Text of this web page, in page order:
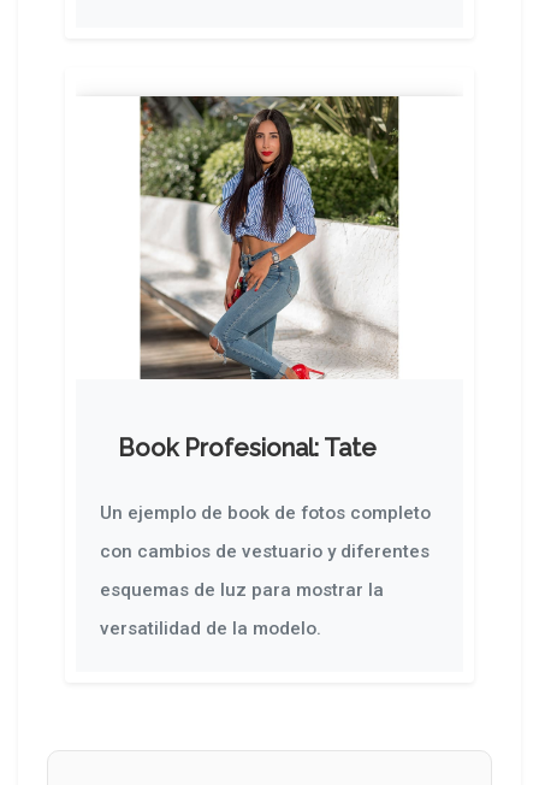
Book Profesional: Tate
Un ejemplo de book de fotos completo
con cambios de vestuario y diferentes
esquemas de luz para mostrar la
versatilidad de la modelo.